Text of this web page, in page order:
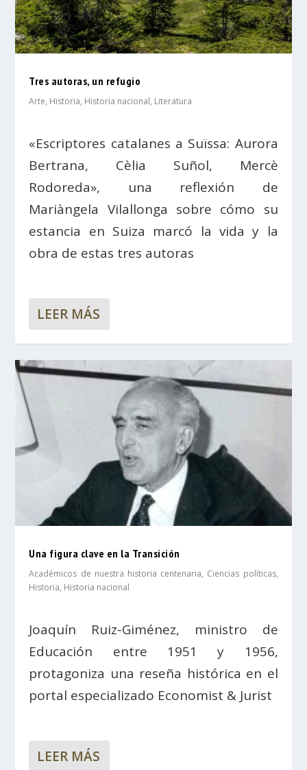
Tres autoras, un refugio
Arte, Historia, Historia nacional, Literatura
«Escriptores catalanes a Suïssa: Aurora
Bertrana, Cèlia Suñol, Mercè
Rodoreda», una reflexión de
Mariàngela Vilallonga sobre cómo su
estancia en Suiza marcó la vida y la
obra de estas tres autoras
LEER MÁS
Una figura clave en la Transición
Académicos de nuestra historia centenaria, Ciencias políticas,
Historia, Historia nacional
Joaquín Ruiz-Giménez, ministro de
Educación entre 1951 y 1956,
protagoniza una reseña histórica en el
portal especializado Economist & Jurist
LEER MÁS